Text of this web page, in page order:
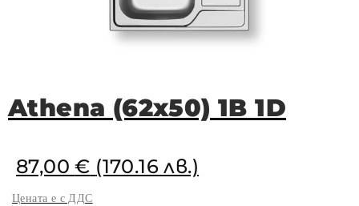
Athena (62x50) 1B 1D
87,00€ (170.16 лв.)
Цената е с ДДС